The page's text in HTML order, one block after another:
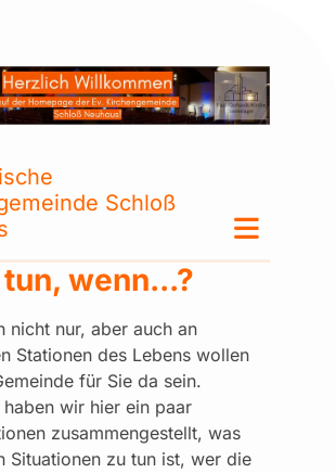
Schloß
wenn...?
nicht nur, aber auch an
Stationen des Lebens wollen
für Sie da sein.
haben wir hier ein paar
zusammengestellt, was
Situationen zu tun ist, wer die